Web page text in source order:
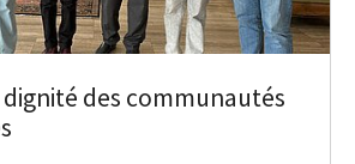
des communautés